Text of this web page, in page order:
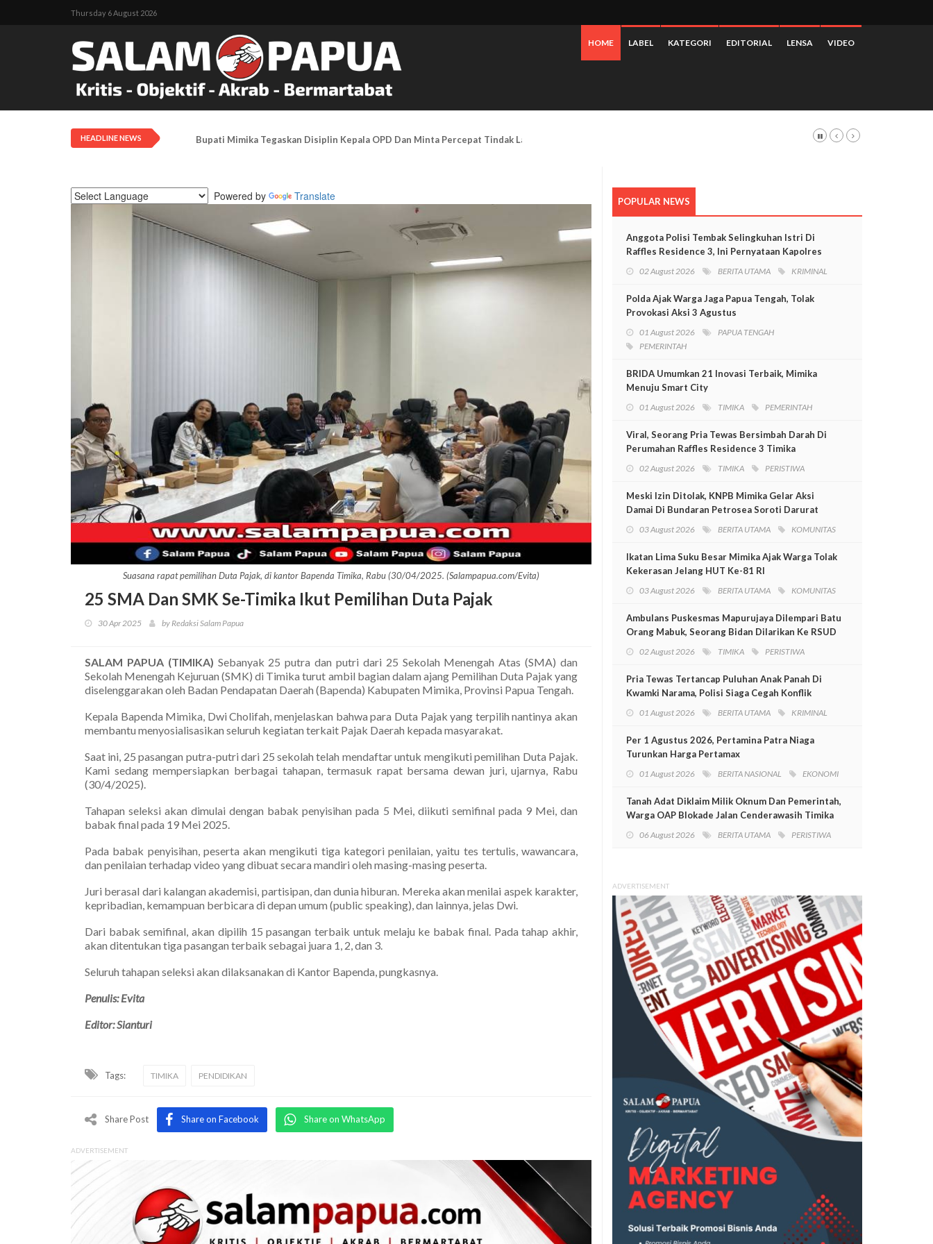
Thursday 6 August 2026
HOME LABEL KATEGORI EDITORIAL LENSA VIDEO
HEADLINE NEWS Bupati Mimika Tegaskan Disiplin Kepala OPD Dan Minta Percepat Tindak Lanjut APBD Perubahan
Powered by Translate
Suasana rapat pemilihan Duta Pajak, di kantor Bapenda Timika, Rabu (30/04/2025. (Salampapua.com/Evita)
25 SMA Dan SMK Se-Timika Ikut Pemilihan Duta Pajak
30 Apr 2025 by Redaksi Salam Papua
SALAM PAPUA (TIMIKA) Sebanyak 25 putra dan putri dari 25 Sekolah Menengah Atas (SMA) dan
Sekolah Menengah Kejuruan (SMK) di Timika turut ambil bagian dalam ajang Pemilihan Duta Pajak yang
diselenggarakan oleh Badan Pendapatan Daerah (Bapenda) Kabupaten Mimika, Provinsi Papua Tengah.
Kepala Bapenda Mimika, Dwi Cholifah, menjelaskan bahwa para Duta Pajak yang terpilih nantinya akan
membantu menyosialisasikan seluruh kegiatan terkait Pajak Daerah kepada masyarakat.
Saat ini, 25 pasangan putra-putri dari 25 sekolah telah mendaftar untuk mengikuti pemilihan Duta Pajak.
Kami sedang mempersiapkan berbagai tahapan, termasuk rapat bersama dewan juri, ujarnya, Rabu
(30/4/2025).
Tahapan seleksi akan dimulai dengan babak penyisihan pada 5 Mei, diikuti semifinal pada 9 Mei, dan
babak final pada 19 Mei 2025.
Pada babak penyisihan, peserta akan mengikuti tiga kategori penilaian, yaitu tes tertulis, wawancara,
dan penilaian terhadap video yang dibuat secara mandiri oleh masing-masing peserta.
Juri berasal dari kalangan akademisi, partisipan, dan dunia hiburan. Mereka akan menilai aspek karakter,
kepribadian, kemampuan berbicara di depan umum (public speaking), dan lainnya, jelas Dwi.
Dari babak semifinal, akan dipilih 15 pasangan terbaik untuk melaju ke babak final. Pada tahap akhir,
akan ditentukan tiga pasangan terbaik sebagai juara 1, 2, dan 3.
Seluruh tahapan seleksi akan dilaksanakan di Kantor Bapenda, pungkasnya.
Penulis: Evita
Editor: Sianturi
Tags: TIMIKA PENDIDIKAN
Share Post Share on Facebook Share on WhatsApp
ADVERTISEMENT
POPULAR NEWS
Anggota Polisi Tembak Selingkuhan Istri Di
Raffles Residence 3, Ini Pernyataan Kapolres
02 August 2026 BERITA UTAMA KRIMINAL
Polda Ajak Warga Jaga Papua Tengah, Tolak
Provokasi Aksi 3 Agustus
01 August 2026
PAPUA TENGAH
PEMERINTAH
BRIDA Umumkan 21 Inovasi Terbaik, Mimika
Menuju Smart City
01 August 2026 TIMIKA PEMERINTAH
Viral, Seorang Pria Tewas Bersimbah Darah Di
Perumahan Raffles Residence 3 Timika
02 August 2026 TIMIKA PERISTIWA
Meski Izin Ditolak, KNPB Mimika Gelar Aksi
Damai Di Bundaran Petrosea Soroti Darurat
03 August 2026 BERITA UTAMA KOMUNITAS
Ikatan Lima Suku Besar Mimika Ajak Warga Tolak
Kekerasan Jelang HUT Ke-81 RI
03 August 2026 BERITA UTAMA KOMUNITAS
Ambulans Puskesmas Mapurujaya Dilempari Batu
Orang Mabuk, Seorang Bidan Dilarikan Ke RSUD
02 August 2026 TIMIKA PERISTIWA
Pria Tewas Tertancap Puluhan Anak Panah Di
Kwamki Narama, Polisi Siaga Cegah Konflik
01 August 2026 BERITA UTAMA KRIMINAL
Per 1 Agustus 2026, Pertamina Patra Niaga
Turunkan Harga Pertamax
01 August 2026 BERITA NASIONAL EKONOMI
Tanah Adat Diklaim Milik Oknum Dan Pemerintah,
Warga OAP Blokade Jalan Cenderawasih Timika
06 August 2026 BERITA UTAMA PERISTIWA
ADVERTISEMENT